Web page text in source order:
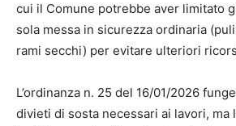
cui il Comune potrebbe aver limitato
sola messa in sicurezza ordinaria
rami secchi) per evitare ulteriori
L’ordinanza n. 25 del 16/01/2026
divieti di sosta necessari ai lavori, ma